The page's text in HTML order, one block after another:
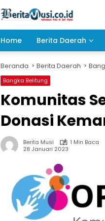
Home Berita Daerah
Beranda Berita Daerah
Bangka Belitung
Komunitas
Donasi
Berita Musi
1 Min Baca
28 Januari 2023